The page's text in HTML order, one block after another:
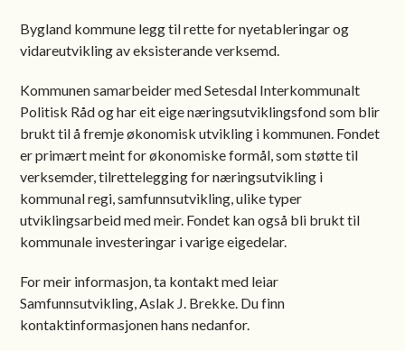
Bygland kommune legg til rette for nyetableringar og
vidareutvikling av eksisterande verksemd.
Kommunen samarbeider med Setesdal Interkommunalt
Politisk Råd og har eit eige næringsutviklingsfond som blir
brukt til å fremje økonomisk utvikling i kommunen. Fondet
er primært meint for økonomiske formål, som støtte til
verksemder, tilrettelegging for næringsutvikling i
kommunal regi, samfunnsutvikling, ulike typer
utviklingsarbeid med meir. Fondet kan også bli brukt til
kommunale investeringar i varige eigedelar.
For meir informasjon, ta kontakt med leiar
Samfunnsutvikling, Aslak J. Brekke. Du finn
kontaktinformasjonen hans nedanfor.